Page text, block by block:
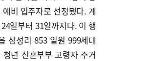
비 입주자로 선정됐다. 계
일부터 31일까지다. 이 행
삼성리 853 일원 999세대
년 신혼부부 고령자 주거